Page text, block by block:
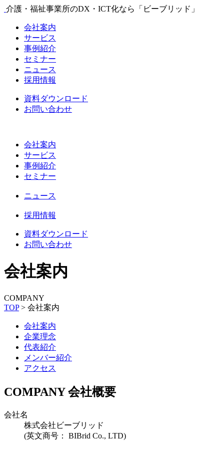
介護・福祉事業所のDX・ICT化なら「ビーブリッド」
会社案内
サービス
事例紹介
セミナー
ニュース
採用情報
資料ダウンロード
お問い合わせ
会社案内
サービス
事例紹介
セミナー
ニュース
採用情報
資料ダウンロード
お問い合わせ
会社案内
COMPANY
TOP > 会社案内
会社案内
企業理念
代表紹介
メンバー紹介
アクセス
COMPANY 会社概要
会社名
株式会社ビーブリッド
(英文商号： BIBrid Co., LTD)